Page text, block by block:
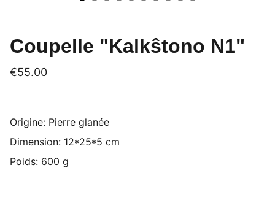
Coupelle "Kalkŝtono N1"
€55.00
Origine: Pierre glanée
Dimension: 12*25*5 cm
Poids: 600 g